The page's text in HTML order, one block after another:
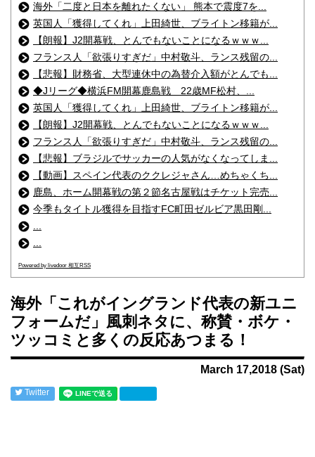
海外「二度と日本を離れたくない」 熊本で震度7を...
英国人「獲得してくれ」上田綺世、ブライトン移籍が...
【朗報】J2開幕戦、とんでもないことになるｗｗｗ...
フランス人「欲張りすぎだ」中村敬斗、ランス残留の...
【悲報】財務省、大型連休中の為替介入額がとんでも...
◆Jリーグ◆横浜FM開幕鹿島戦 22歳MF松村、...
英国人「獲得してくれ」上田綺世、ブライトン移籍が...
【朗報】J2開幕戦、とんでもないことになるｗｗｗ...
フランス人「欲張りすぎだ」中村敬斗、ランス残留の...
【悲報】ブラジルでサッカーの人気がなくなってしま...
【動画】スペイン代表のククレジャさん…めちゃくち...
鹿島、ホーム開幕戦の第２節名古屋戦はチケット完売...
今季もタイトル獲得を目指すFC町田ゼルビア黒田剛...
Powered by livedoor 相互RSS
海外「これがイングランド代表の新ユニ
フォームだ」風刺ネタに、称賛・ボケ・
ツッコミと多くの反応あつまる！
March 17,2018 (Sat)
Twitter